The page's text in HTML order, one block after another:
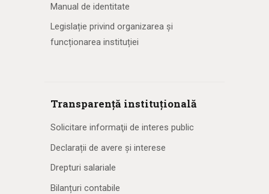
Manual de identitate
Legislație privind organizarea și
funcționarea instituției
Transparență instituțională
Solicitare informaţii de interes public
Declarații de avere și interese
Drepturi salariale
Bilanțuri contabile